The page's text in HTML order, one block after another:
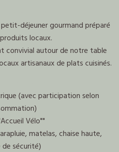
déjeuner gourmand préparé
locaux.
convivial autour de notre table
artisanaux de plats cuisinés.
(avec participation selon
Vélo""
matelas, chaise haute,
sécurité)